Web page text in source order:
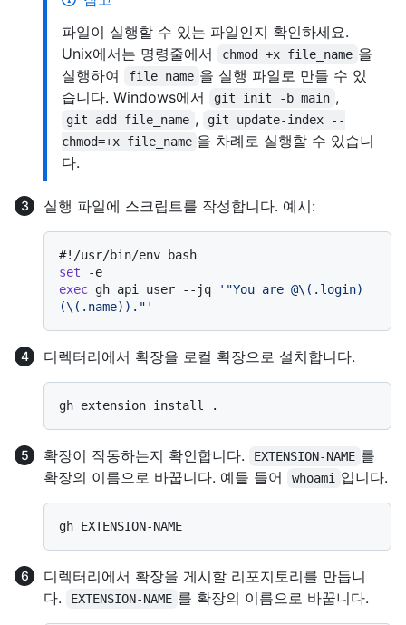
파일이 실행할 수 있는 파일인지 확인하세요.
Unix에서는 명령줄에서
chmod +x file_name 을
실행하여
file_name 을 실행 파일로 만들 수 있
습니다. Windows에서
git init -b main ,
git add file_name ,
git update-index --
chmod=+x file_name 을 차례로 실행할 수 있습니
다.
실행 파일에 스크립트를 작성합니다. 예시:
#!/usr/bin/env bash
set
exec gh api user --jq
'"You are @\(.login)
(\(.name))."'
디렉터리에서 확장을 로컬 확장으로 설치합니다.
확장이 작동하는지 확인합니다. EXTENSION-NAME 를
확장의 이름으로 바꿉니다. 예들 들어
whoami 입니다.
디렉터리에서 확장을 게시할 리포지토리를 만듭니
다.
EXTENSION-NAME 를 확장의 이름으로 바꿉니다.